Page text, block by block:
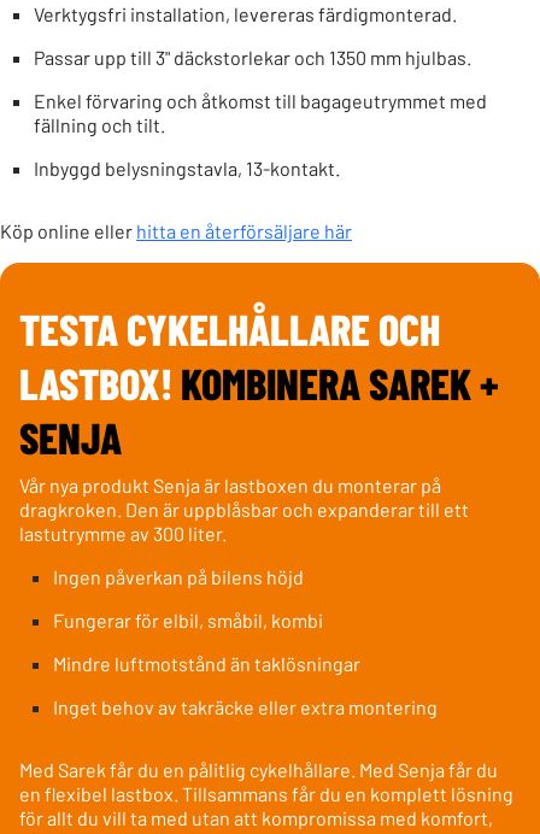
Verktygsfri installation, levereras färdigmonterad.
Passar upp till 3" däckstorlekar och 1350 mm hjulbas.
Enkel förvaring och åtkomst till bagageutrymmet med
fällning och tilt.
Inbyggd belysningstavla, 13-kontakt.
Köp online eller hitta en återförsäljare här
TESTA CYKELHÅLLARE OCH
LASTBOX! KOMBINERASAREK +
SENJA
Vår nya produkt Senja är lastboxen du monterar på
dragkroken. Den är uppblåsbar och expanderar till ett
lastutrymme av 300 liter.
Ingen påverkan på bilens höjd
Fungerar för elbil, småbil, kombi
Mindre luftmotstånd än taklösningar
Inget behov av takräcke eller extra montering
Med Sarek får du en pålitlig cykelhållare. Med Senja får du
en flexibel lastbox. Tillsammans får du en komplett lösning
för allt du vill ta med utan att kompromissa med komfort,